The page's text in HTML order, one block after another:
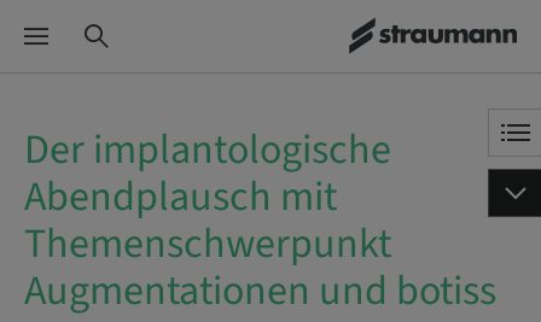
Der implantologische
Abendplausch mit
Themenschwerpunkt
Augmentationen und botiss